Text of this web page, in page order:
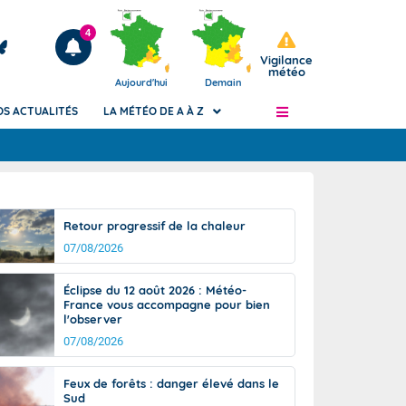
Articles
4
Aujourd'hui Demain
Vigilance
météo
de
Phénomènes dangereux de J+2 à J+7
Avertissement pluies intenses à l'échelle
des communes (Apic)
Bulletins Marine
Bulletins d'estimation du risque
d'avalanche
Météo des forêts
Vigicrues
ACTUALITÉS LA MÉTÉO DE A À Z
Retour progressif de la chaleur
07/08/2026
Éclipse du 12 août 2026 : Météo-
France vous accompagne pour bien
l'observer
07/08/2026
Feux de forêts : danger élevé dans le
Sud